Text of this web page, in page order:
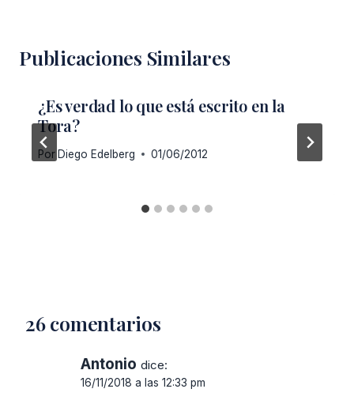
Publicaciones Similares
¿Es verdad lo que está escrito en la
Tora?
Por Diego Edelberg 01/06/2012
26 comentarios
Antonio dice:
16/11/2018 a las 12:33 pm